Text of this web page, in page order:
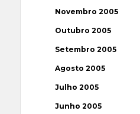
Novembro 2005
Outubro 2005
Setembro 2005
Agosto 2005
Julho 2005
Junho 2005